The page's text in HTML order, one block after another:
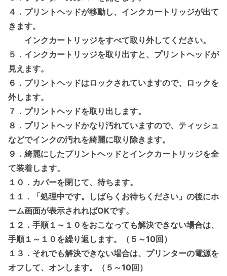
４．プリントヘッドが移動し、インクカートリッジが出て
きます。
インクカートリッジをすべて取り外してください。
５．インクカートリッジを取り出すと、プリントヘッドが
見えます。
６．プリントヘッドはロックされていますので、ロックを
外します。
７．プリントヘッドを取り出します。
８．プリントヘッドかなり汚れていますので、ティッシュ
などでインクの汚れを綺麗に取り除きます。
９．綺麗にしたプリントヘッドとインクカートリッジを全
て装着します。
１０．カバーを閉じて、待ちます。
１１．「処理中です。しばらくお待ちください」の後にホ
ーム画面が表示されればOKです。
１２．手順１～１０をおこなっても解決できない場合は、
手順１～１０を繰り返します。（５～10回）
１３．それでも解決できない場合は、プリンターの電源を
オフして、オンします。（５～10回）